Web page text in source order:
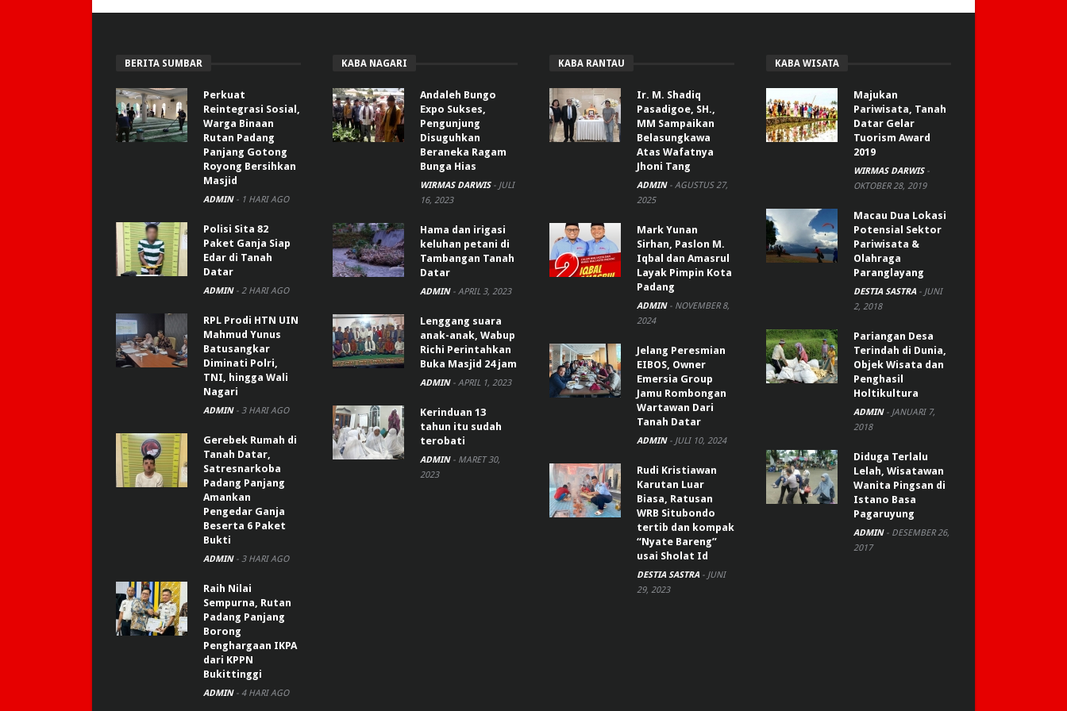
BERITA SUMBAR
Perkuat
Reintegrasi Sosial,
Warga Binaan
Rutan Padang
Panjang Gotong
Royong Bersihkan
Masjid
ADMIN - 1 HARI AGO
Polisi Sita 82
Paket Ganja Siap
Edar di Tanah
Datar
ADMIN - 2 HARI AGO
RPL Prodi HTN UIN
Mahmud Yunus
Batusangkar
Diminati Polri,
TNI, hingga Wali
Nagari
ADMIN - 3 HARI AGO
Gerebek Rumah di
Tanah Datar,
Satresnarkoba
Padang Panjang
Amankan
Pengedar Ganja
Beserta 6 Paket
Bukti
ADMIN - 3 HARI AGO
Raih Nilai
Sempurna, Rutan
Padang Panjang
Borong
Penghargaan IKPA
dari KPPN
Bukittinggi
ADMIN - 4 HARI AGO
KABA NAGARI
Andaleh Bungo
Expo Sukses,
Pengunjung
Disuguhkan
Beraneka Ragam
Bunga Hias
WIRMAS DARWIS - JULI
16, 2023
Hama dan irigasi
keluhan petani di
Tambangan Tanah
Datar
ADMIN - APRIL 3, 2023
Lenggang suara
anak-anak, Wabup
Richi Perintahkan
Buka Masjid 24 jam
ADMIN - APRIL 1, 2023
Kerinduan 13
tahun itu sudah
terobati
ADMIN - MARET 30,
2023
KABA RANTAU
Ir. M. Shadiq
Pasadigoe, SH.,
MM Sampaikan
Belasungkawa
Atas Wafatnya
Jhoni Tang
ADMIN - AGUSTUS 27,
2025
Mark Yunan
Sirhan, Paslon M.
Iqbal dan Amasrul
Layak Pimpin Kota
Padang
ADMIN - NOVEMBER 8,
2024
Jelang Peresmian
EIBOS, Owner
Emersia Group
Jamu Rombongan
Wartawan Dari
Tanah Datar
ADMIN - JULI 10, 2024
Rudi Kristiawan
Karutan Luar
Biasa, Ratusan
WRB Situbondo
tertib dan kompak
“Nyate Bareng”
usai Sholat Id
DESTIA SASTRA - JUNI
29, 2023
KABA WISATA
Majukan
Pariwisata, Tanah
Datar Gelar
Tuorism Award
2019
WIRMAS DARWIS -
OKTOBER 28, 2019
Macau Dua Lokasi
Potensial Sektor
Pariwisata &
Olahraga
Paranglayang
DESTIA SASTRA - JUNI
2, 2018
Pariangan Desa
Terindah di Dunia,
Objek Wisata dan
Penghasil
Holtikultura
ADMIN - JANUARI 7,
2018
Diduga Terlalu
Lelah, Wisatawan
Wanita Pingsan di
Istano Basa
Pagaruyung
ADMIN - DESEMBER 26,
2017